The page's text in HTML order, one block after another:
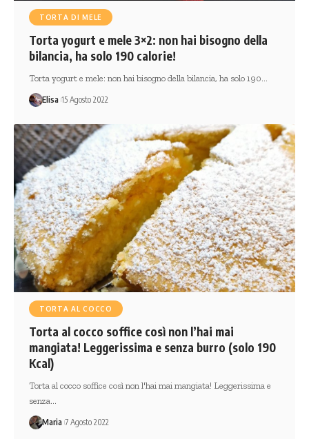
TORTA DI MELE
Torta yogurt e mele 3×2: non hai bisogno della
bilancia, ha solo 190 calorie!
Torta yogurt e mele: non hai bisogno della bilancia, ha solo 190…
Elisa 15 Agosto 2022
TORTA AL COCCO
Torta al cocco soffice così non l’hai mai
mangiata! Leggerissima e senza burro (solo 190
Kcal)
Torta al cocco soffice così non l'hai mai mangiata! Leggerissima e
senza…
Maria 7 Agosto 2022